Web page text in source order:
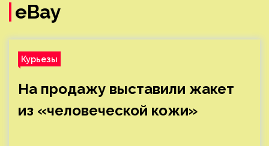
eBay
Курьезы
На продажу выставили жакет
из «человеческой кожи»